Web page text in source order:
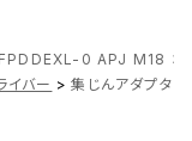
FPDDEXL-0 APJ M18
イバー > 集じんアダプタ